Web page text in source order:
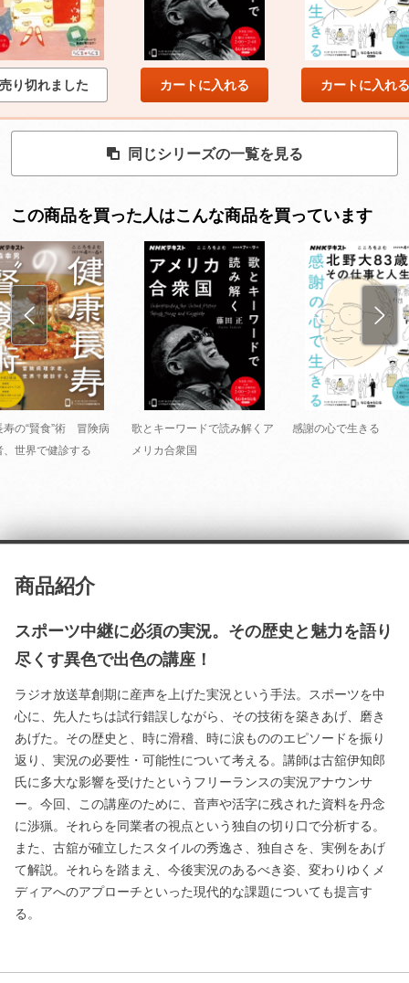
売り切れました カートに入れる カートに入れる
同じシリーズの一覧を見る
この商品を買った人はこんな商品を買っています
寿の“賢食”術 冒険病
、世界で健診する
歌とキーワードで読み解くア
メリカ合衆国
感謝の心で生きる
商品紹介
スポーツ中継に必須の実況。その歴史と魅力を語り
尽くす異色で出色の講座！
ラジオ放送草創期に産声を上げた実況という手法。スポーツを中
心に、先人たちは試行錯誤しながら、その技術を築きあげ、磨き
あげた。その歴史と、時に滑稽、時に涙もののエピソードを振り
返り、実況の必要性・可能性について考える。講師は古舘伊知郎
氏に多大な影響を受けたというフリーランスの実況アナウンサ
ー。今回、この講座のために、音声や活字に残された資料を丹念
に渉猟。それらを同業者の視点という独自の切り口で分析する。
また、古舘が確立したスタイルの秀逸さ、独自さを、実例をあげ
て解説。それらを踏まえ、今後実況のあるべき姿、変わりゆくメ
ディアへのアプローチといった現代的な課題についても提言す
る。